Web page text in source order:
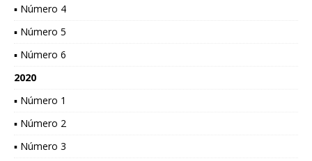
▪ Número 4
▪ Número 5
▪ Número 6
2020
▪ Número 1
▪ Número 2
▪ Número 3